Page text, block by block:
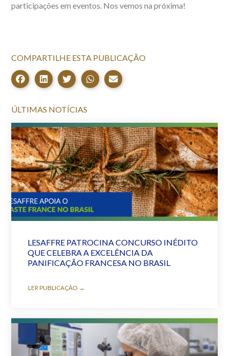
participações em eventos. Nos vemos na próxima!
COMPARTILHE ESTA PUBLICAÇÃO
ÚLTIMAS NOTÍCIAS
LESAFFRE PATROCINA CONCURSO INÉDITO
QUE CELEBRA A EXCELÊNCIA DA
PANIFICAÇÃO FRANCESA NO BRASIL
LER PUBLICAÇÃO →